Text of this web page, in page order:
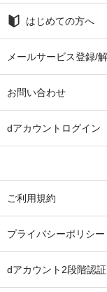
はじめての方へ
メールサービス登録/
お問い合わせ
dアカウントログイン
ご利用規約
プライバシーポリシー
dアカウント2段階認